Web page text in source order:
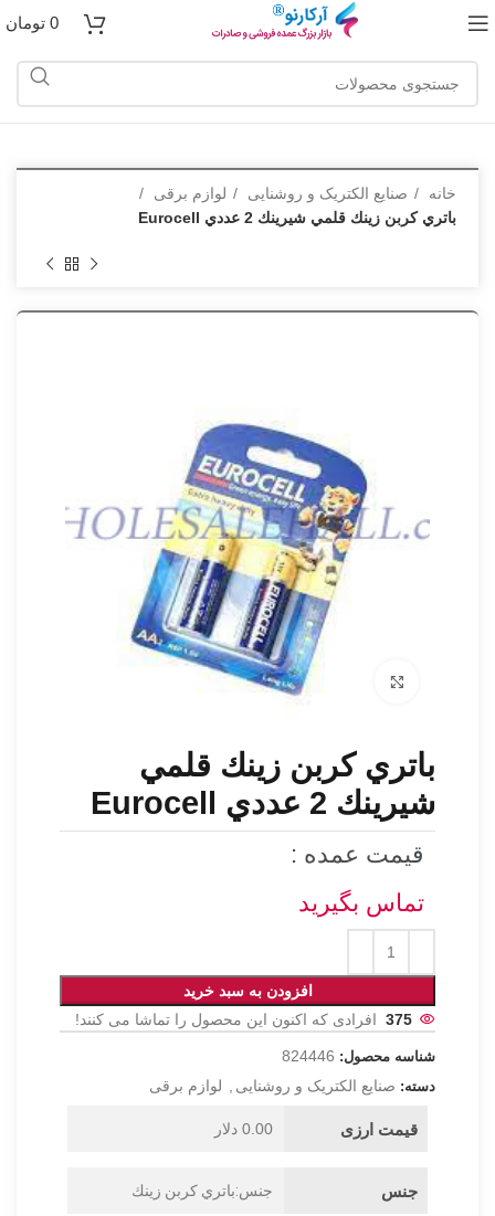
0 تومان
خانه صنایع الکتریک و روشنایی
لوازم برقی
باتري كربن زينك قلمي شيرينك 2 عددي Eurocell
برای بزرگنمایی کلیک کنید
باتري كربن زينك قلمي
شيرينك 2 عددي Eurocell
قیمت عمده :
تماس بگیرید
افزودن به سبد خرید
375 افرادی که اکنون این محصول را تماشا می کنند!
شناسه محصول: 824446
دسته: صنایع الکتریک و روشنایی لوازم برقی
قیمت ارزی 0.00 دلار
جنس جنس:باتري كربن زينك